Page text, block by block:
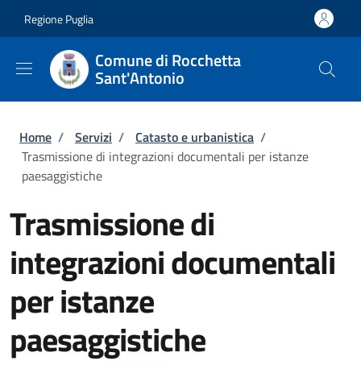
Regione Puglia
Comune di Rocchetta
Sant'Antonio
Briciole di pane
Home / Servizi / Catasto e urbanistica /
Trasmissione di integrazioni documentali per istanze
paesaggistiche
Trasmissione di
integrazioni documentali
per istanze
paesaggistiche